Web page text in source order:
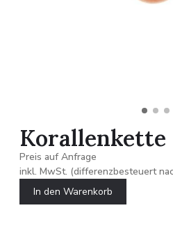
Korallenkette
Preis auf Anfrage
inkl. MwSt. (differenzbesteuert
In den Warenkorb